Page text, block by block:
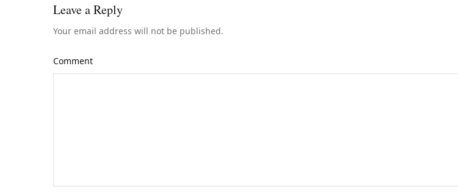
Leave a Reply
Your email address will not be published.
Comment